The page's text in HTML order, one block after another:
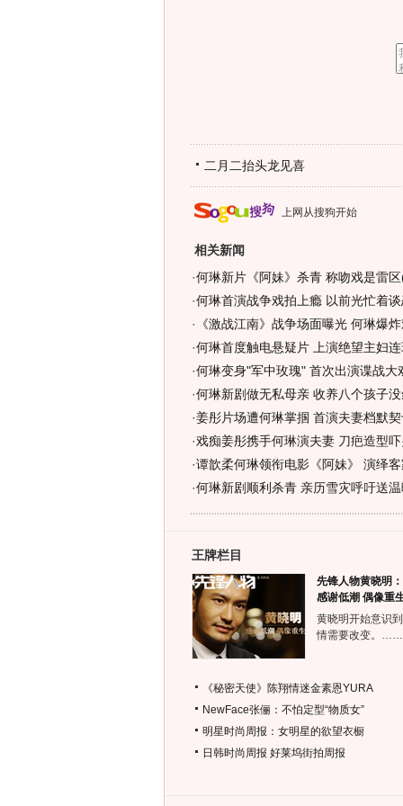
二月二抬头龙见喜
上网从搜狗开始
相关新闻
·何琳新片《阿妹》杀青 称吻戏是雷
·何琳首演战争戏拍上瘾 以前光忙着
· 《激战江南》战争场面曝光 何琳爆
·何琳首度触电悬疑片 上演绝望主妇
·何琳变身"军中玫瑰" 首次出演谍战大
·何琳新剧做无私母亲 收养八个孩子
·姜彤片场遭何琳掌掴 首演夫妻档默
·戏痴姜彤携手何琳演夫妻 刀疤造型
·谭歆柔何琳领衔电影《阿妹》 演绎
·何琳新剧顺利杀青 亲历雪灾呼吁送
王牌栏目
先锋人物黄晓明：
感谢低潮 偶像重
黄晓明开始意识
情需要改变。……
《秘密天使》陈翔情迷金素恩YURA
NewFace张俪：不怕定型“物质女”
明星时尚周报：女明星的欲望衣橱
日韩时尚周报 好莱坞街拍周报